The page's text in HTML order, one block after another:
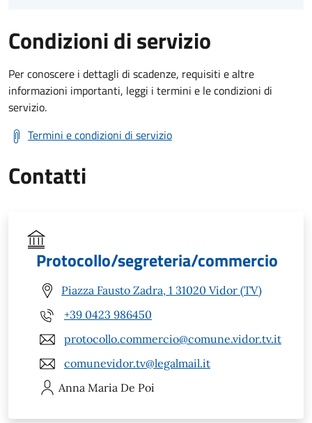
Condizioni di servizio
Per conoscere i dettagli di scadenze, requisiti e altre
informazioni importanti, leggi i termini e le condizioni di
servizio.
Termini e condizioni di servizio
Contatti
Protocollo/segreteria/commercio
Piazza Fausto Zadra, 1 31020 Vidor (TV)
+39 0423 986450
protocollo.commercio@comune.vidor.tv.it
comunevidor.tv@legalmail.it
Anna Maria De Poi